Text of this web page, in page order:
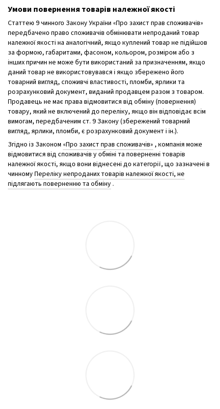
Умови повернення товарів належної якості
Статтею 9 чинного Закону України «Про захист прав споживачів»
передбачено право споживачів обмінювати непроданий товар
належної якості на аналогічний, якщо куплений товар не підійшов
за формою, габаритами, фасоном, кольором, розміром або з
інших причин не може бути використаний за призначенням, якщо
даний товар не використовувався і якщо збережено його
товарний вигляд, споживчі властивості, пломби, ярлики та
розрахунковий документ, виданий продавцем разом з товаром.
Продавець не має права відмовитися від обміну (повернення)
товару, який не включений до переліку, якщо він відповідає всім
вимогам, передбаченим ст. 9 Закону (збережений товарний
вигляд, ярлики, пломби, є розрахунковий документ і ін.).
Згідно із Законом «Про захист прав споживачів» , компанія може
відмовитися від споживачів у обміні та поверненні товарів
належної якості, якщо вони віднесені до категорії, що зазначені в
чинномуПереліку непроданих товарів належної якості, не
підлягають поверненню та обміну .